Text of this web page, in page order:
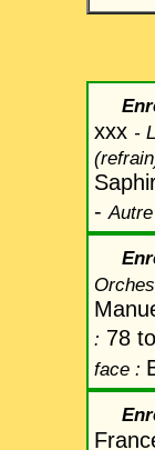
xxx -
-
: 78
face :